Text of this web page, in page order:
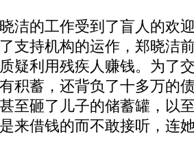
的工作受到了盲人的欢
支持机构的运作，郑晓洁
疑利用残疾人赚钱。为了
积蓄，还背负了十多万的
至砸了儿子的储蓄罐，以
来借钱的而不敢接听，连